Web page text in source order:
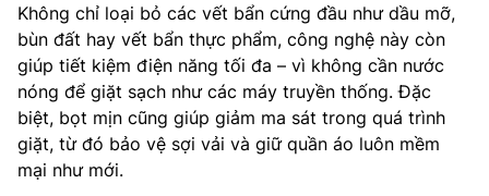
Không chỉ loại bỏ các vết bẩn cứng đầu như dầu mỡ,
bùn đất hay vết bẩn thực phẩm, công nghệ này còn
giúp tiết kiệm điện năng tối đa – vì không cần nước
nóng để giặt sạch như các máy truyền thống. Đặc
biệt, bọt mịn cũng giúp giảm ma sát trong quá trình
giặt, từ đó bảo vệ sợi vải và giữ quần áo luôn mềm
mại như mới.